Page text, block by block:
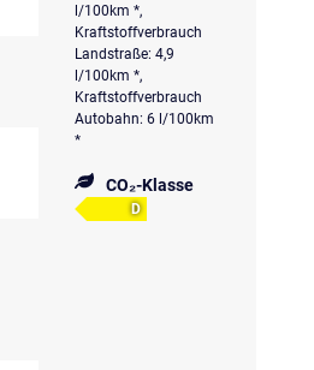
l/100km *,
Kraftstoffverbrauch
Landstraße: 4,9
l/100km *,
Kraftstoffverbrauch
Autobahn: 6 l/100km
*
CO₂-Klasse
D